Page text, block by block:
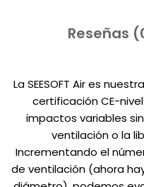
Reseñas
La SEESOFT Air es
certificación CE-
impactos variables
ventilación o la
Incrementando el
de ventilación (ahora